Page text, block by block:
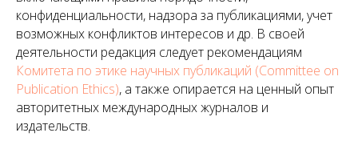
конфиденциальности, надзора за публикациями, учет
возможных конфликтов интересов и др. В своей
деятельности редакция следует рекомендациям
Комитета по этике научных публикаций (Committee on
Publication Ethics), а также опирается на ценный опыт
авторитетных международных журналов и
издательств.